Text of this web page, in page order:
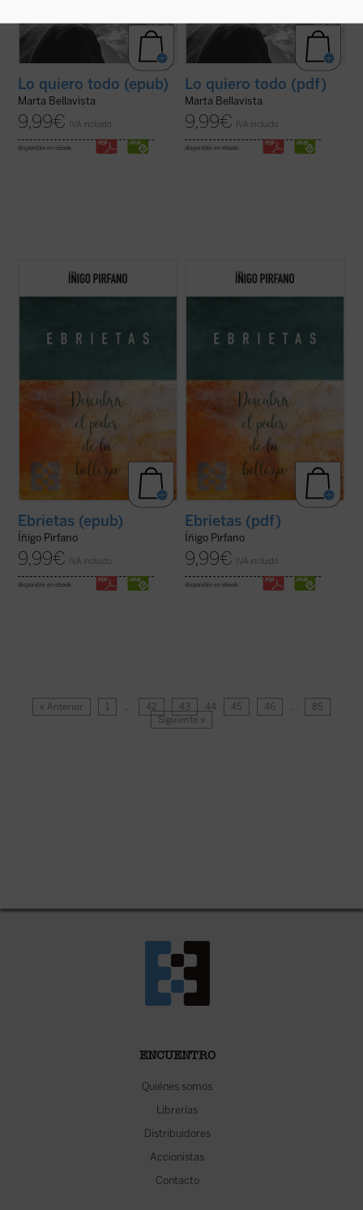
Lo quiero todo (epub)
Marta Bellavista
9,99€ IVA incluido
disponible en ebook:
Lo quiero todo (pdf)
Marta Bellavista
9,99€ IVA incluido
disponible en ebook:
, el director de orquesta y
comunicador Íñigo Pirfano, promotor de la
Ebrietas (epub)
Íñigo Pirfano
9,99€ IVA incluido
disponible en ebook:
, el director de orquesta y
comunicador Íñigo Pirfano, promotor de la
Ebrietas (pdf)
Íñigo Pirfano
9,99€ IVA incluido
disponible en ebook:
« Anterior 1 … 42 43 44 45 46 …
85
Siguiente »
ENCUENTRO
Quiénes somos
Librerías
Distribuidores
Accionistas
Contacto